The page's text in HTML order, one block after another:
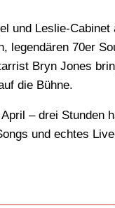
und Leslie-Cabinet
legendären 70er
Bryn Jones
die Bühne.
– drei Stunden
und echtes